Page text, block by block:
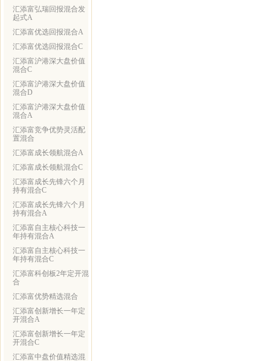
汇添富弘瑞回报混合发
起式A
汇添富优选回报混合A
汇添富优选回报混合C
汇添富沪港深大盘价值
混合C
汇添富沪港深大盘价值
混合D
汇添富沪港深大盘价值
混合A
汇添富竞争优势灵活配
置混合
汇添富成长领航混合A
汇添富成长领航混合C
汇添富成长先锋六个月
持有混合C
汇添富成长先锋六个月
持有混合A
汇添富自主核心科技一
年持有混合A
汇添富自主核心科技一
年持有混合C
汇添富科创板2年定开混
合
汇添富优势精选混合
汇添富创新增长一年定
开混合A
汇添富创新增长一年定
开混合C
汇添富中盘价值精选混